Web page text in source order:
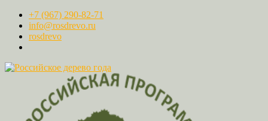
+7 (967) 290-82-71
info@rosdrevo.ru
rosdrevo